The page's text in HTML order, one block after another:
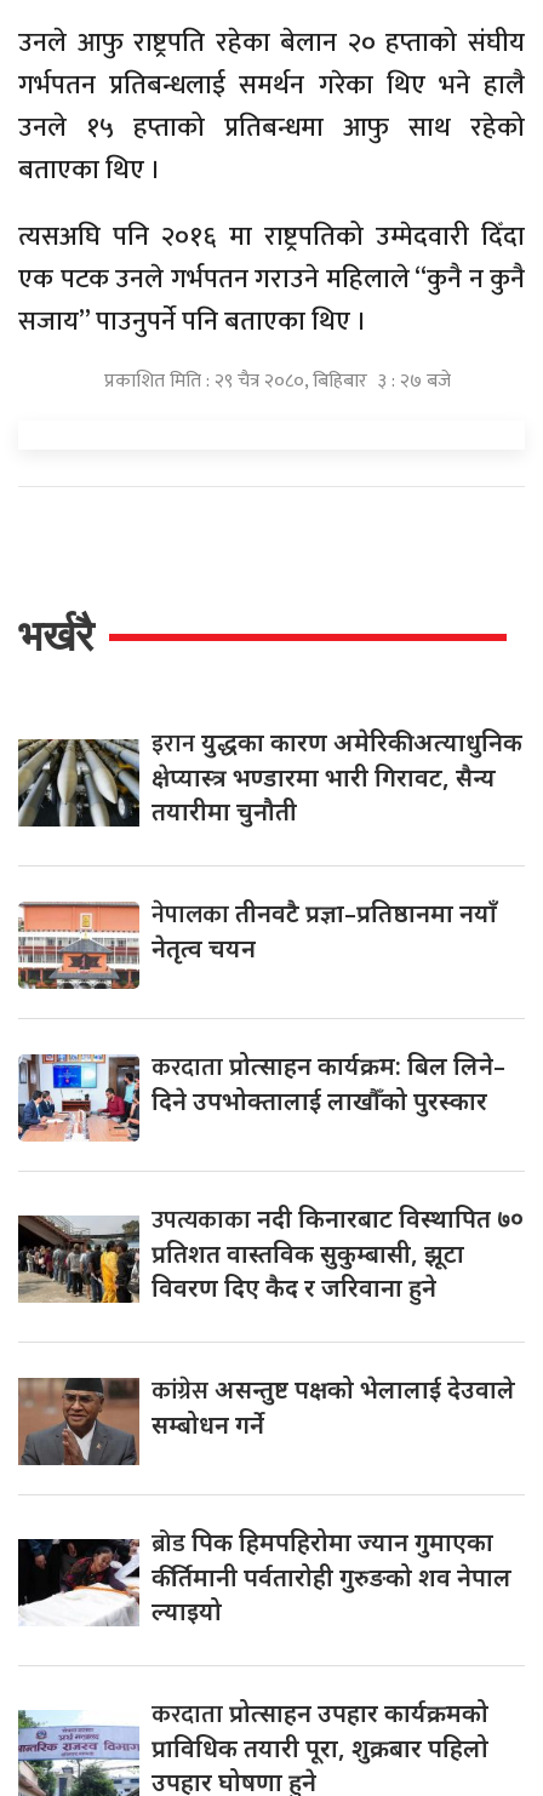
उनले आफु राष्ट्रपति रहेका बेलान २० हप्ताको संघीय
गर्भपतन प्रतिबन्धलाई समर्थन गरेका थिए भने हालै
उनले १५ हप्ताको प्रतिबन्धमा आफु साथ रहेको
बताएका थिए ।
त्यसअघि पनि २०१६ मा राष्ट्रपतिको उम्मेदवारी दिँदा
एक पटक उनले गर्भपतन गराउने महिलाले “कुनै न कुनै
सजाय” पाउनुपर्ने पनि बताएका थिए ।
प्रकाशित मिति : २९ चैत्र २०८०, बिहिबार ३ : २७ बजे
भर्खरै
इरानयुद्धका कारण अमेरिकी अत्याधुनिक
क्षेप्यास्त्र भण्डारमा भारी गिरावट, सैन्य
तयारीमा चुनौती
नेपालकातीनवटै प्रज्ञा–प्रतिष्ठानमा नयाँ
नेतृत्व चयन
करदाताप्रोत्साहन कार्यक्रम: बिल लिने–
दिने उपभोक्तालाई लाखौँको पुरस्कार
उपत्यकाकानदी किनारबाट विस्थापित ७०
प्रतिशत वास्तविक सुकुम्बासी, झूटा
विवरण दिए कैद र जरिवाना हुने
कांग्रेसअसन्तुष्ट पक्षको भेलालाई देउवाले
सम्बोधन गर्ने
ब्रोडपिक हिमपहिरोमा ज्यान गुमाएका
कीर्तिमानी पर्वतारोही गुरुङको शव नेपाल
ल्याइयो
करदाताप्रोत्साहन उपहार कार्यक्रमको
प्राविधिक तयारी पूरा, शुक्रबार पहिलो
उपहार घोषणा हुने